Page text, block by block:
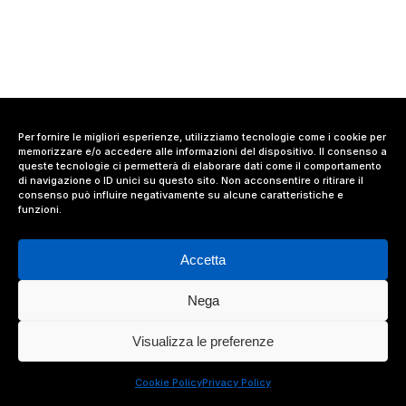
Per fornire le migliori esperienze, utilizziamo tecnologie come i cookie per
memorizzare e/o accedere alle informazioni del dispositivo. Il consenso a
queste tecnologie ci permetterà di elaborare dati come il comportamento
di navigazione o ID unici su questo sito. Non acconsentire o ritirare il
consenso può influire negativamente su alcune caratteristiche e
funzioni.
Accetta
Nega
Visualizza le preferenze
Cookie PolicyPrivacy Policy
© 2024 Value Relations Srl, All Rights Reserved.
instagram